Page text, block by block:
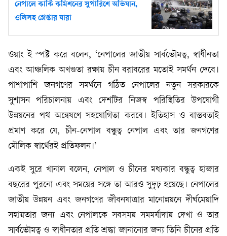
নেপালে কার্কি কমিশনের সুপারিশে অভিযান,
ওলিসহ গ্রেপ্তার যারা
ওয়াং ই স্পষ্ট করে বলেন, ‘নেপালের জাতীয় সার্বভৌমত্ব, স্বাধীনতা
এবং আঞ্চলিক অখণ্ডতা রক্ষায় চীন বরাবরের মতোই সমর্থন দেবে।
পাশাপাশি জনগণের সমর্থনে গঠিত নেপালের নতুন সরকারকে
সুশাসন পরিচালনায় এবং দেশটির নিজস্ব পরিস্থিতির উপযোগী
উন্নয়নের পথ অন্বেষণে সহযোগিতা করবে। ইতিহাস ও বাস্তবতাই
প্রমাণ করে যে, চীন-নেপাল বন্ধুত্ব নেপাল এবং তার জনগণের
মৌলিক স্বার্থেরই প্রতিফলন।’
একই সুরে খানাল বলেন, নেপাল ও চীনের মধ্যকার বন্ধুত্ব হাজার
বছরের পুরনো এবং সময়ের সঙ্গে তা আরও সুদৃঢ় হয়েছে। নেপালের
জাতীয় উন্নয়ন এবং জনগণের জীবনযাত্রার মানোন্নয়নে দীর্ঘমেয়াদি
সহায়তার জন্য এবং নেপালকে সবসময় সমমর্যাদায় দেখা ও তার
সার্বভৌমত্ব ও স্বাধীনতার প্রতি শ্রদ্ধা জানানোর জন্য তিনি চীনের প্রতি